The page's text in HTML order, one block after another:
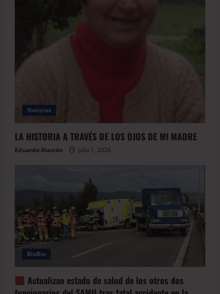
Noticias
LA HISTORIA A TRAVÉS DE LOS OJOS DE MI MADRE
Eduardo Alarcón julio 1, 2026
BioBio
Actualizan estado de salud de los otros dos